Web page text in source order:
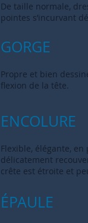
De taille normale,
pointes s’incurvant
GORGE
Propre et bien
flexion de la tête.
ENCOLURE
Flexible, élégante,
délicatement
crête est étroite et
ÉPAULE